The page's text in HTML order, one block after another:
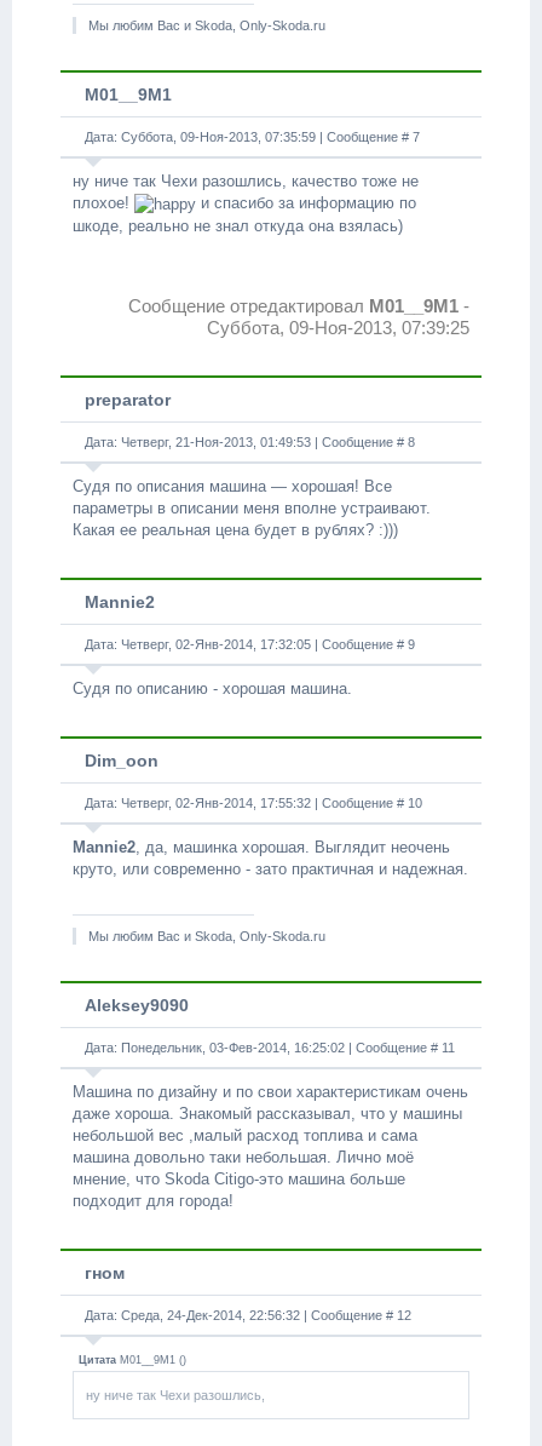
Мы любим Вас и Skoda, Only-Skoda.ru
M01__9M1
Дата: Суббота, 09-Ноя-2013, 07:35:59 | Сообщение # 7
ну ниче так Чехи разошлись, качество тоже не
плохое!
и спасибо за информацию по
шкоде, реально не знал откуда она взялась)
Сообщение отредактировал M01__9M1 -
Суббота, 09-Ноя-2013, 07:39:25
preparator
Дата: Четверг, 21-Ноя-2013, 01:49:53 | Сообщение # 8
Судя по описания машина — хорошая! Все
параметры в описании меня вполне устраивают.
Какая ее реальная цена будет в рублях? :)))
Mannie2
Дата: Четверг, 02-Янв-2014, 17:32:05 | Сообщение # 9
Судя по описанию - хорошая машина.
Dim_oon
Дата: Четверг, 02-Янв-2014, 17:55:32 | Сообщение # 10
Mannie2, да, машинка хорошая. Выглядит неочень
круто, или современно - зато практичная и надежная.
Мы любим Вас и Skoda, Only-Skoda.ru
Aleksey9090
Дата: Понедельник, 03-Фев-2014, 16:25:02 | Сообщение # 11
Машина по дизайну и по свои характеристикам очень
даже хороша. Знакомый рассказывал, что у машины
небольшой вес ,малый расход топлива и сама
машина довольно таки небольшая. Лично моё
мнение, что Skoda Citigo-это машина больше
подходит для города!
гном
Дата: Среда, 24-Дек-2014, 22:56:32 | Сообщение # 12
Цитата M01__9M1 ()
ну ниче так Чехи разошлись,